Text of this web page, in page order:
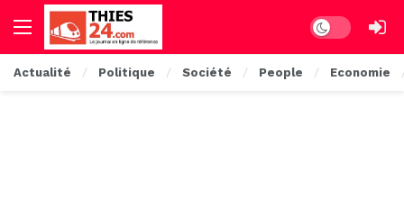
Dark mode
Actualité Politique Société People Economie